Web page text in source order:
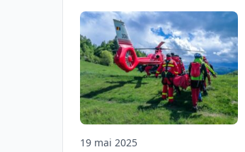
19 mai 2025